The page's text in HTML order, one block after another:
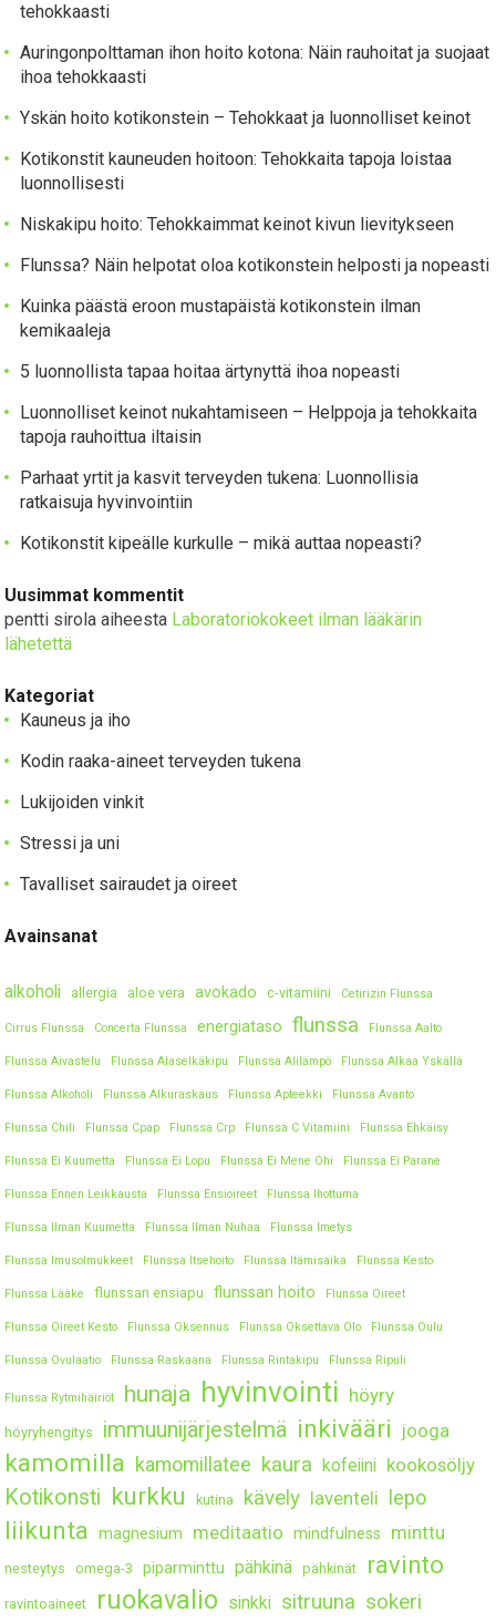
tehokkaasti
Auringonpolttaman ihon hoito kotona: Näin rauhoitat ja suojaat
ihoa tehokkaasti
Yskän hoito kotikonstein – Tehokkaat ja luonnolliset keinot
Kotikonstit kauneuden hoitoon: Tehokkaita tapoja loistaa
luonnollisesti
Niskakipu hoito: Tehokkaimmat keinot kivun lievitykseen
Flunssa? Näin helpotat oloa kotikonstein helposti ja nopeasti
Kuinka päästä eroon mustapäistä kotikonstein ilman
kemikaaleja
5 luonnollista tapaa hoitaa ärtynyttä ihoa nopeasti
Luonnolliset keinot nukahtamiseen – Helppoja ja tehokkaita
tapoja rauhoittua iltaisin
Parhaat yrtit ja kasvit terveyden tukena: Luonnollisia
ratkaisuja hyvinvointiin
Kotikonstit kipeälle kurkulle – mikä auttaa nopeasti?
Uusimmat kommentit
pentti sirola aiheesta Laboratoriokokeet ilman lääkärin
lähetettä
Kategoriat
Kauneus ja iho
Kodin raaka-aineet terveyden tukena
Lukijoiden vinkit
Stressi ja uni
Tavalliset sairaudet ja oireet
Avainsanat
alkoholi allergia aloe vera avokado c-vitamiini Cetirizin Flunssa
Cirrus Flunssa Concerta Flunssa energiataso flunssa Flunssa Aalto
Flunssa Aivastelu Flunssa Alaselkäkipu Flunssa Alilämpö Flunssa Alkaa Yskällä
Flunssa Alkoholi Flunssa Alkuraskaus Flunssa Apteekki Flunssa Avanto
Flunssa Chili Flunssa Cpap Flunssa Crp Flunssa C Vitamiini Flunssa Ehkäisy
Flunssa Ei Kuumetta Flunssa Ei Lopu Flunssa Ei Mene Ohi Flunssa Ei Parane
Flunssa Ennen Leikkausta Flunssa Ensioireet Flunssa Ihottuma
Flunssa Ilman Kuumetta Flunssa Ilman Nuhaa Flunssa Imetys
Flunssa Imusolmukkeet Flunssa Itsehoito Flunssa Itämisaika Flunssa Kesto
Flunssa Lääke flunssan ensiapu flunssan hoito Flunssa Oireet
Flunssa Oireet Kesto Flunssa Oksennus Flunssa Oksettava Olo Flunssa Oulu
Flunssa Ovulaatio Flunssa Raskaana Flunssa Rintakipu Flunssa Ripuli
Flunssa Rytmihäiriöt hunaja hyvinvointi höyry
höyryhengitys immuunijärjestelmä inkivääri jooga
kamomilla kamomillatee kaura kofeiini kookosöljy
Kotikonsti kurkku kutina kävely laventeli lepo
liikunta magnesium meditaatio mindfulness minttu
nesteytys omega-3 piparminttu pähkinä pähkinät ravinto
ravintoaineet ruokavalio sinkki sitruuna sokeri